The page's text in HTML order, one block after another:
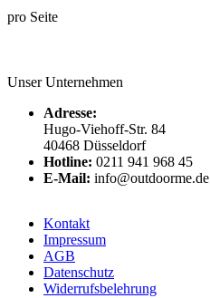
pro Seite
Unser Unternehmen
Adresse:
Hugo-Viehoff-Str. 84
40468 Düsseldorf
Hotline: 0211 941 968 45
E-Mail: info@outdoorme.de
Kontakt
Impressum
AGB
Datenschutz
Widerrufsbelehrung